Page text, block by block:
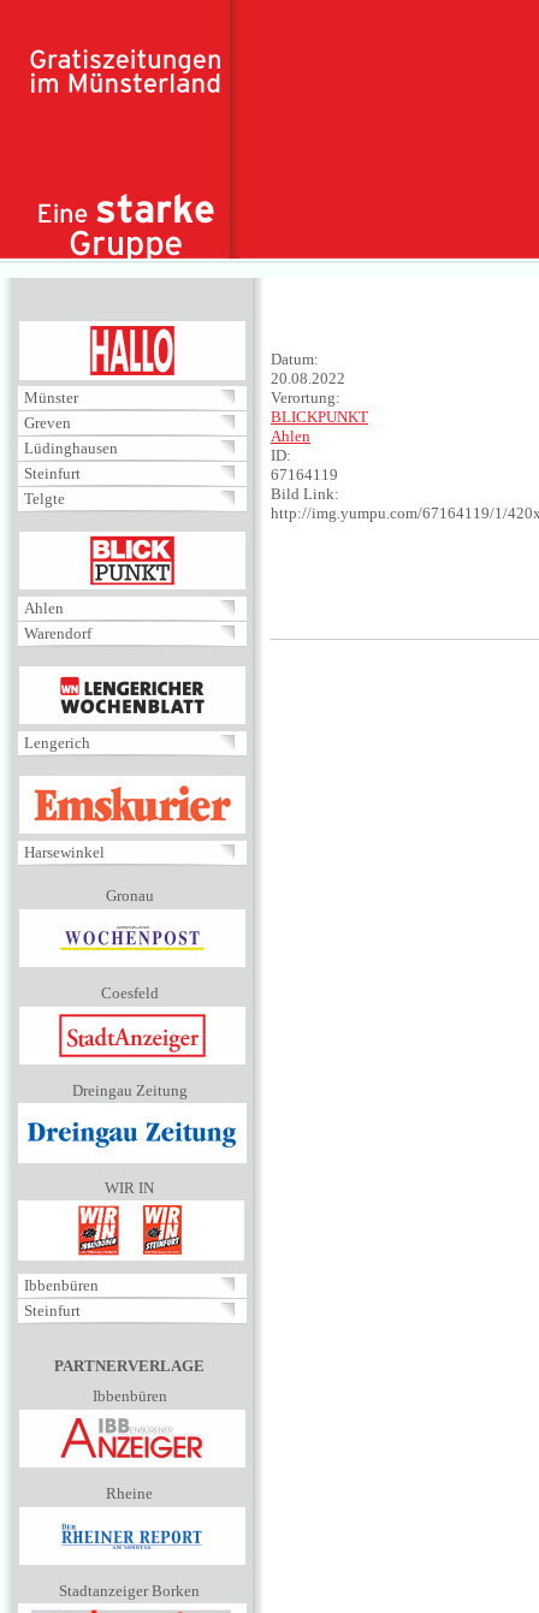
Münster
Greven
Lüdinghausen
Steinfurt
Telgte
BLICKPUNKT
Ahlen
Warendorf
MENÜ
Lengerich
EMSKURIER
Harsewinkel
Gronau
Coesfeld
Dreingau Zeitung
WIR IN
Ibbenbüren
Steinfurt
PARTNERVERLAGE
Ibbenbüren
Rheine
Stadtanzeiger Borken
Datum:
20.08.2022
Verortung:
BLICKPUNKT
Ahlen
ID:
67164119
Bild Link:
http://img.yumpu.com/67164119/1/